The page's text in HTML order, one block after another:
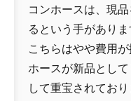
コンホースは、現
るという手がありま
こちらはやや費用
ホースが新品とし
して重宝されており